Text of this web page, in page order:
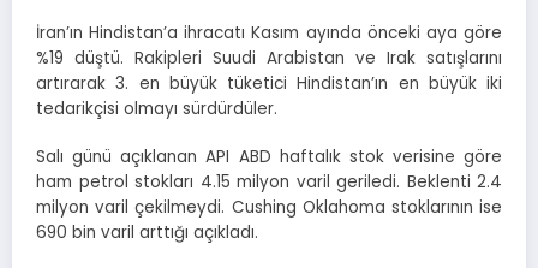
İran’ın Hindistan’a ihracatı Kasım ayında önceki aya göre
%19 düştü. Rakipleri Suudi Arabistan ve Irak satışlarını
artırarak 3. en büyük tüketici Hindistan’ın en büyük iki
tedarikçisi olmayı sürdürdüler.
Salı günü açıklanan API ABD haftalık stok verisine göre
ham petrol stokları 4.15 milyon varil geriledi. Beklenti 2.4
milyon varil çekilmeydi. Cushing Oklahoma stoklarının ise
690 bin varil arttığı açıkladı.